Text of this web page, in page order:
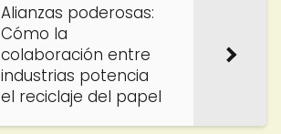
Alianzas poderosas:
Cómo la
colaboración entre
industrias potencia
el reciclaje del papel